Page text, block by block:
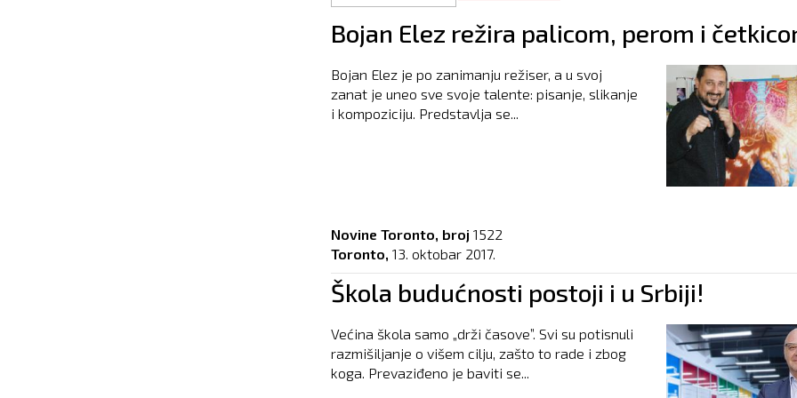
Bojan Elez režira palicom, perom i
Bojan Elez je po zanimanju režiser, a u svoj
zanat je uneo sve svoje talente: pisanje, slikanje
i kompoziciju. Predstavlja se...
Novine Toronto, broj 1522
Toronto, 13. oktobar 2017.
Škola budućnosti postoji i u Srbiji!
Većina škola samo „drži časove”. Svi su potisnuli
razmišiljanje o višem cilju, zašto to rade i zbog
koga. Prevaziđeno je baviti se...
Pages